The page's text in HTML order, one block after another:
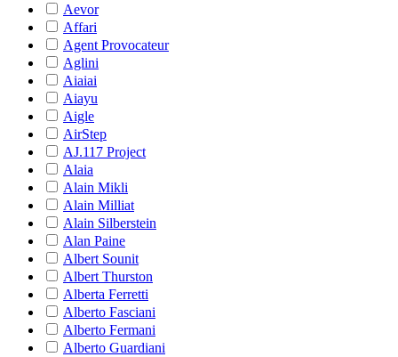
Aevor
Affari
Agent Provocateur
Aglini
Aiaiai
Aiayu
Aigle
AirStep
AJ.117 Project
Alaia
Alain Mikli
Alain Milliat
Alain Silberstein
Alan Paine
Albert Sounit
Albert Thurston
Alberta Ferretti
Alberto Fasciani
Alberto Fermani
Alberto Guardiani